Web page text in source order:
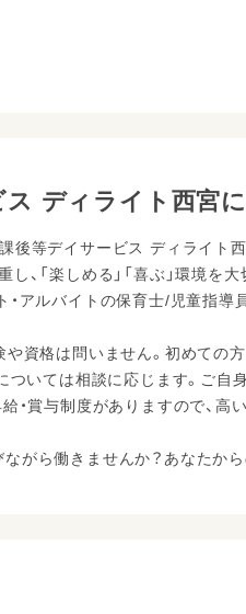
ディライト西宮
後等デイサービス ディライト
、「楽しめる」「喜ぶ」環境を
・アルバイトの保育士/児童指導
や資格は問いません。初めての
ついては相談に応じます。ご自
・賞与制度がありますので、高
がら働きませんか？あなたか